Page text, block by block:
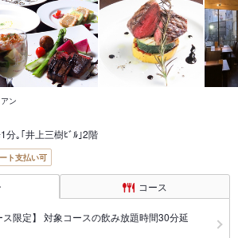
ン
分｡｢井上三樹ﾋﾞﾙ｣2階
ト支払い可
コース
ス限定】 対象コースの飲み放題時間30分延